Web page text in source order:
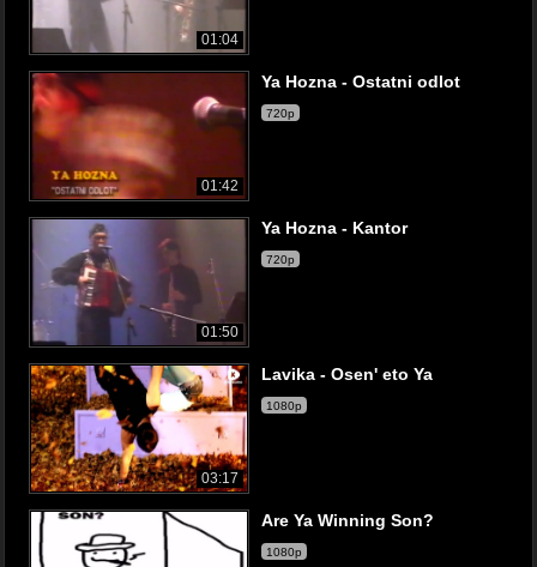
01:04
01:42
Ya Hozna - Ostatni odlot
720p
01:50
Ya Hozna - Kantor
720p
03:17
Lavika - Osen' eto Ya
1080p
Are Ya Winning Son?
1080p